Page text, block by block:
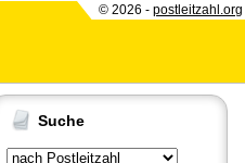
© 2026 - postleitzahl.org
Suche